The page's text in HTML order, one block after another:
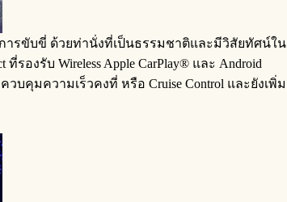
รขับขี่ ด้วยท่านั่งที่เป็นธรรมชาติและมีวิสัยทัศน์ใน
งรับ Wireless Apple CarPlay® และ Android
บคุมความเร็วคงที่ หรือ Cruise Control และยังเพิ่ม